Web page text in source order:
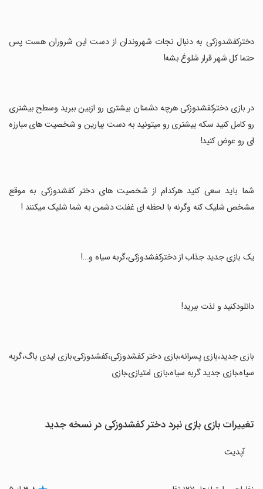
‏دخترکفشدوزکی به دنبال نجات شهروندان از دست این شروران هست پس
حتما کل شهر قرار شلوغ بشه!
‏در بازی دخترکفشدوزکی هرچه دشمنان بیشتری رو ازبین ببرید وسطح بیشتری
رو کامل کنید سکه بیشتری رو میتونید به دست بیارین و شخصیت های مبارزه
ای رو عوض کنید!
‏شما باید سعی کنید هرکدام از شخصیت های دختر کفشدوزکی به موقع
مشخص شلیک کنه وگرنه با لحظه ای غفلت دشمن به شما شلیک میکنند !
‏یک بازی جدید جذاب از دخترکفشدوزکی،گربه سیاه و...!
‏دانلودکنید و لذت ببرید!
‏بازی جدید،بازی پسرانه،بازی دختر کفشدوزکی،کفشدوزکی،بازی لیدی باگ،گربه
سیاه،بازی جدید گربه سیاه،بازی امتیازی،بازی
تغییرات بازی بازی نبرد دختر کفشدوزکی در نسخه جدید
آپدیت